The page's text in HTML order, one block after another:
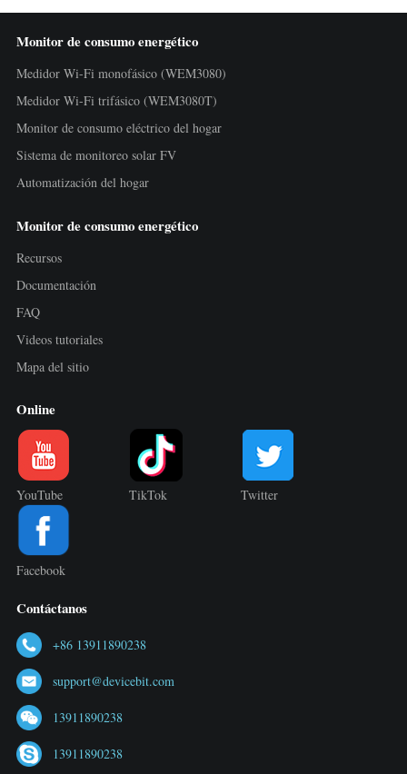
Monitor de consumo energético
Medidor Wi-Fi monofásico (WEM3080)
Medidor Wi-Fi trifásico (WEM3080T)
Monitor de consumo eléctrico del hogar
Sistema de monitoreo solar FV
Automatización del hogar
Monitor de consumo energético
Recursos
Documentación
FAQ
Videos tutoriales
Mapa del sitio
Online
YouTube TikTok Twitter
Facebook
Contáctanos
+86 13911890238
support@devicebit.com
13911890238
13911890238